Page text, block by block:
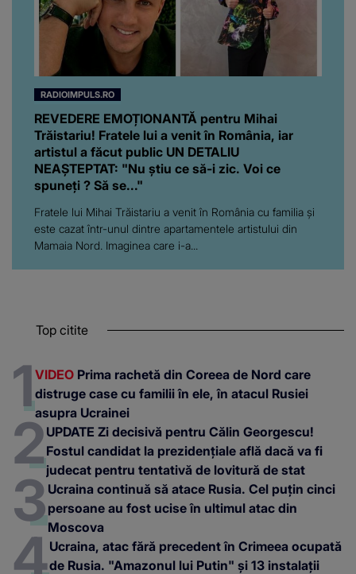
RADIOIMPULS.RO
REVEDERE EMOȚIONANTĂ pentru Mihai
Trăistariu! Fratele lui a venit în România, iar
artistul a făcut public UN DETALIU
NEAȘTEPTAT: "Nu știu ce să-i zic. Voi ce
spuneți ? Să se..."
Fratele lui Mihai Trăistariu a venit în România cu familia și
este cazat într-unul dintre apartamentele artistului din
Mamaia Nord. Imaginea care i-a...
Top citite
VIDEO Prima rachetă din Coreea de Nord care
distruge case cu familii în ele, în atacul Rusiei
asupra Ucrainei
UPDATE Zi decisivă pentru Călin Georgescu!
Fostul candidat la prezidențiale află dacă va fi
judecat pentru tentativă de lovitură de stat
Ucraina continuă să atace Rusia. Cel puțin cinci
persoane au fost ucise în ultimul atac din
Moscova
Ucraina, atac fără precedent în Crimeea ocupată
de Rusia. "Amazonul lui Putin" și 13 instalații